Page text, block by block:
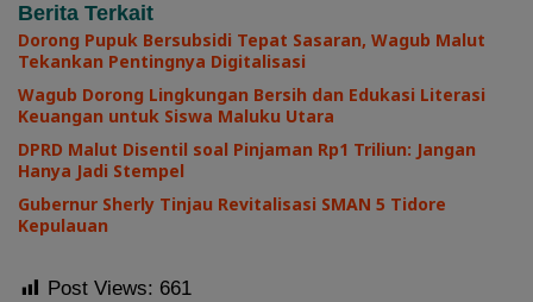
Berita Terkait
Dorong Pupuk Bersubsidi Tepat Sasaran, Wagub Malut
Tekankan Pentingnya Digitalisasi
Wagub Dorong Lingkungan Bersih dan Edukasi Literasi
Keuangan untuk Siswa Maluku Utara
DPRD Malut Disentil soal Pinjaman Rp1 Triliun: Jangan
Hanya Jadi Stempel
Gubernur Sherly Tinjau Revitalisasi SMAN 5 Tidore
Kepulauan
Post Views: 661